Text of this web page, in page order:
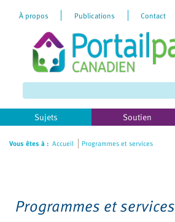
website
includes
an
accessibility
À propos Publications Contact
Sujets Soutien
Vous êtes à : Accueil Programmes et services
Programmes et services